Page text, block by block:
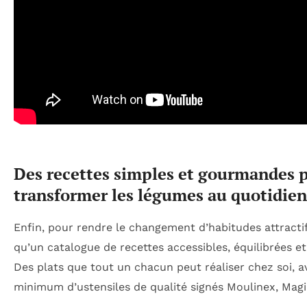
Des recettes simples et gourmandes
transformer les légumes au quotidien
Enfin, pour rendre le changement d’habitudes
qu’un catalogue de recettes accessibles, équilibrées
Des plats que tout un chacun peut réaliser chez soi,
minimum d’ustensiles de qualité signés Moulinex,